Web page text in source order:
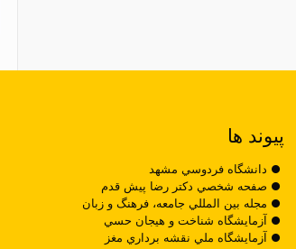
پیوند ها
دانشگاه فردوسي مشهد
صفحه شخصي دکتر رضا پيش قدم
مجله بين المللي جامعه، فرهنگ و زبان
آزمايشگاه شناخت و هيجان حسي
آزمايشگاه ملي نقشه برداري مغز